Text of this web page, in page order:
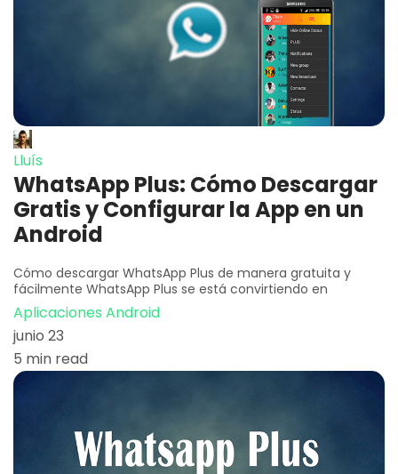
Lluís
WhatsApp Plus: Cómo Descargar
Gratis y Configurar la App en un
Android
Cómo descargar WhatsApp Plus de manera gratuita y
fácilmente WhatsApp Plus se está convirtiendo en
Aplicaciones Android
junio 23
5 min read